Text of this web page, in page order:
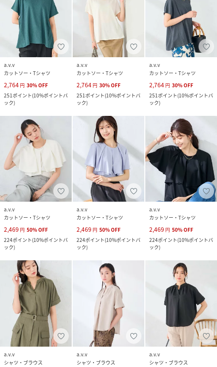
a.v.v
カットソー・Tシャツ
2,764 円 30%OFF
251ポイント(10%ポイントバ
ック)
a.v.v
カットソー・Tシャツ
2,764 円 30%OFF
251ポイント(10%ポイントバ
ック)
a.v.v
カットソー・Tシャツ
2,764 円 30%OFF
251ポイント(10%ポイントバ
ック)
a.v.v
カットソー・Tシャツ
2,469 円 50%OFF
224ポイント(10%ポイントバ
ック)
a.v.v
カットソー・Tシャツ
2,469 円 50%OFF
224ポイント(10%ポイントバ
ック)
a.v.v
カットソー・Tシャツ
2,469 円 50%OFF
224ポイント(10%ポイントバ
ック)
a.v.v
シャツ・ブラウス
a.v.v
シャツ・ブラウス
a.v.v
シャツ・ブラウス